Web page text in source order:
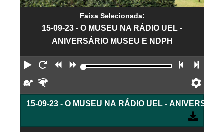
Faixa Selecionada:
15-09-23 - O MUSEU NA RÁDIO UEL -
ANIVERSÁRIO MUSEU E NDPH
Reproduzir
Reiniciar
Retroceder
Avançar Faixa
Devagar
15-09-23 - O MUSEU NA RÁDIO UEL -